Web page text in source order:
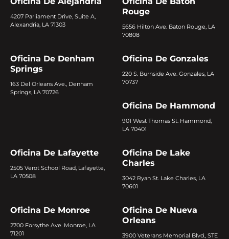
4207 Parliament Drive, Suite A,
Alexandria, LA 71303
Rouge
5656 Hilton Ave. Baton Rouge, LA
70808
Oficina De Denham
Springs
163 Del Orleans Ave., Denham
Springs, LA 70726
Oficina De Gonzales
220 S. Burnside Ave. Gonzales, LA
70737
Oficina De Hammond
901 West Thomas St. Hammond,
LA 70401
Oficina De Lafayette
2505 Verot School Road, Lafayette,
LA 70508
Oficina De Lake
Charles
3042 Ryan St. Lake Charles, LA
70601
Oficina De Monroe
2700 Forsythe Ave. Monroe, LA
71201
Oficina De Nueva
Orleans
3900 Veterans Memorial Blvd., STE